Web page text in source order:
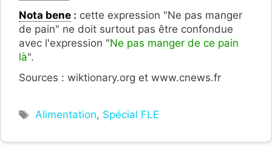
Nota bene : cette expression "Ne pas manger
de pain" ne doit surtout pas être confondue
avec l'expression "Ne pas manger de ce pain
là".
Sources : wiktionary.org et www.cnews.fr
Étiquettes
Alimentation, Spécial FLE